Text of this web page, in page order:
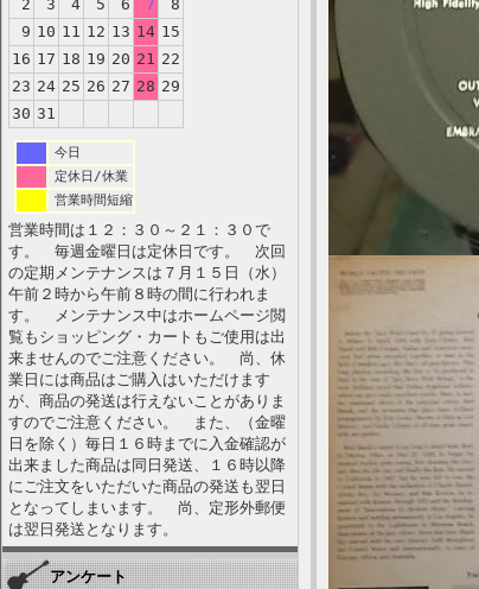
2
3 4 5 6 7
8
9 10 11 12 13 14 15
16 17 18 19 20 21 22
23 24 25 26 27 28 29
30 31
今日
定休日/休業
営業時間短縮
営業時間は１２：３０～２１：３０で
す。 毎週金曜日は定休日です。 次回
の定期メンテナンスは７月１５日（水）
午前２時から午前８時の間に行われま
す。 メンテナンス中はホームページ閲
覧もショッピング・カートもご使用は出
来ませんのでご注意ください。 尚、休
業日には商品はご購入はいただけます
が、商品の発送は行えないことがありま
すのでご注意ください。 また、（金曜
日を除く）毎日１６時までに入金確認が
出来ました商品は同日発送、１６時以降
にご注文をいただいた商品の発送も翌日
となってしまいます。 尚、定形外郵便
は翌日発送となります。
アンケート